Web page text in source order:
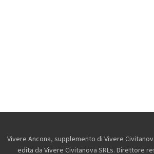
Vivere Ancona, supplemento di Vivere
edita da Vivere Civitanova SRLs. Direttore